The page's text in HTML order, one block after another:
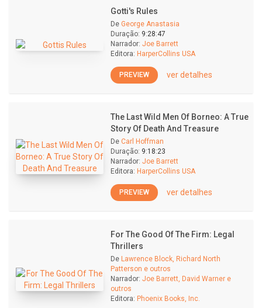
Gotti's Rules
De George Anastasia
Duração: 9:28:47
Narrador: Joe Barrett
Editora: HarperCollins USA
PREVIEW ver detalhes
The Last Wild Men Of Borneo: A True
Story Of Death And Treasure
De Carl Hoffman
Duração: 9:18:23
Narrador: Joe Barrett
Editora: HarperCollins USA
PREVIEW ver detalhes
For The Good Of The Firm: Legal
Thrillers
De Lawrence Block, Richard North
Patterson e outros
Narrador: Joe Barrett, David Warner e
outros
Editora: Phoenix Books, Inc.